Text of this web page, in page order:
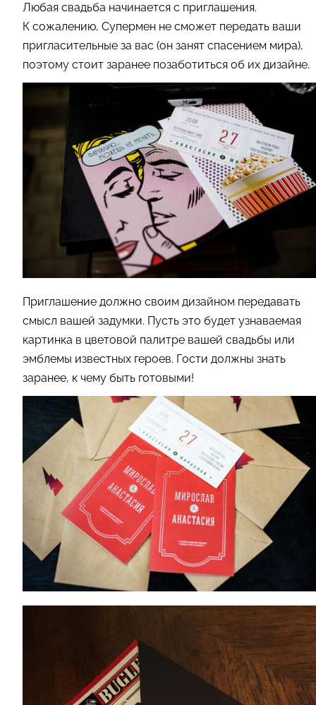
Любая свадьба начинается с приглашения.
К сожалению, Супермен не сможет передать ваши
пригласительные за вас (он занят спасением мира),
поэтому стоит заранее позаботиться об их дизайне.
Приглашение должно своим дизайном передавать
смысл вашей задумки. Пусть это будет узнаваемая
картинка в цветовой палитре вашей свадьбы или
эмблемы известных героев. Гости должны знать
заранее, к чему быть готовыми!